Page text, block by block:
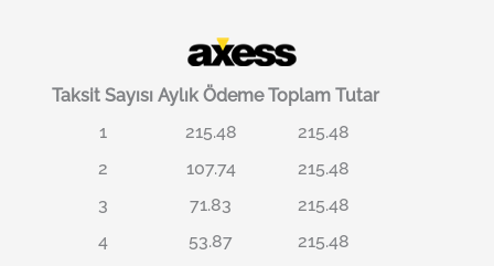
Taksit Sayısı Aylık Ödeme Toplam Tutar
1
215.48
215.48
2
107.74
215.48
3
71.83
215.48
4
53.87
215.48